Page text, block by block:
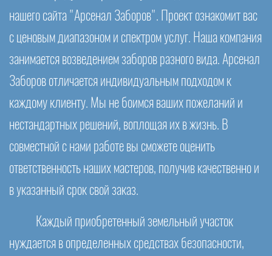
нашего сайта "Арсенал Заборов". Проект ознакомит вас
с ценовым диапазоном и спектром услуг. Наша компания
занимается возведением заборов разного вида. Арсенал
Заборов отличается индивидуальным подходом к
каждому клиенту. Мы не боимся ваших пожеланий и
нестандартных решений, воплощая их в жизнь. В
совместной с нами работе вы сможете оценить
ответственность наших мастеров, получив качественно и
в указанный срок свой заказ.
Каждый приобретенный земельный участок
нуждается в определенных средствах безопасности,